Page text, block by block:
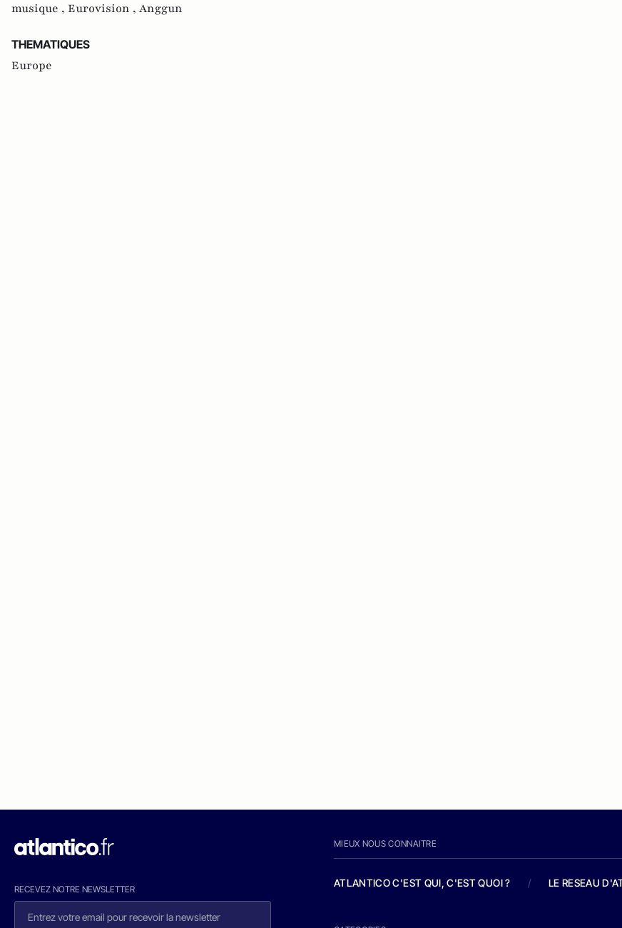
musique , Eurovision , Anggun
THEMATIQUES
Europe
RECEVEZ NOTRE NEWSLETTER
MIEUX NOUS CONNAITRE
ATLANTICO C'EST QUI, C'EST QUOI ? / LE RESEAU